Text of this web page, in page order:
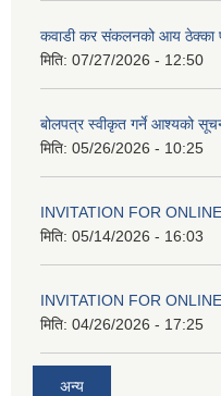
कवाडी कर संकलनको आय ठेक्का
मिति: 07/27/2026 - 12:50
बोलपत्र स्वीकृत गर्ने आश्यको
मिति: 05/26/2026 - 10:25
INVITATION FOR
मिति: 05/14/2026 - 16:03
INVITATION FOR
मिति: 04/26/2026 - 17:25
अन्य